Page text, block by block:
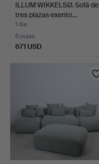
ILLUM WIKKELSØ. Sofá de
tres plazas exento…
1 día
6 pujas
671 USD